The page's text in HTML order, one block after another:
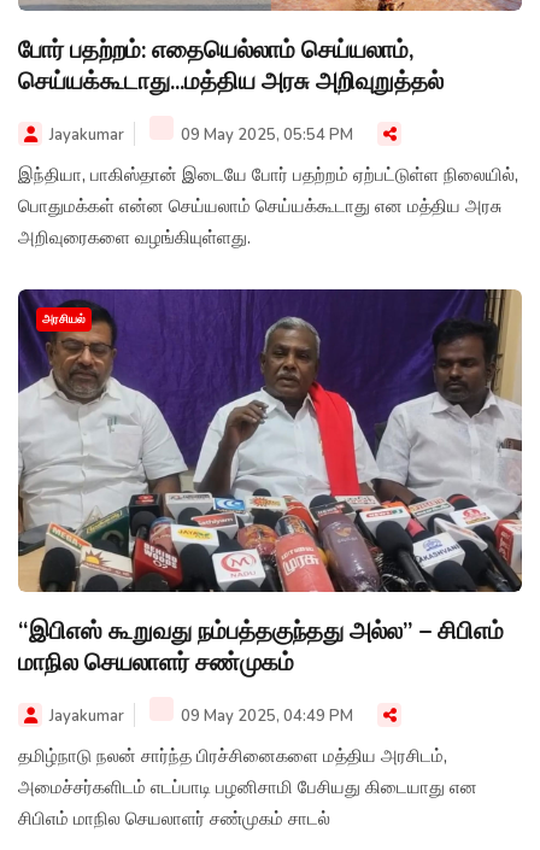
போர் பதற்றம்: எதையெல்லாம் செய்யலாம்,
செய்யக்கூடாது...மத்திய அரசு அறிவுறுத்தல்
Jayakumar 09 May 2025, 05:54 PM
இந்தியா, பாகிஸ்தான் இடையே போர் பதற்றம் ஏற்பட்டுள்ள நிலையில்,
பொதுமக்கள் என்ன செய்யலாம் செய்யக்கூடாது என மத்திய அரசு
அறிவுரைகளை வழங்கியுள்ளது.
அரசியல்
“இபிஎஸ் கூறுவது நம்பத்தகுந்தது அல்ல” – சிபிஎம்
மாநில செயலாளர் சண்முகம்
Jayakumar 09 May 2025, 04:49 PM
தமிழ்நாடு நலன் சார்ந்த பிரச்சினைகளை மத்திய அரசிடம்,
அமைச்சர்களிடம் எடப்பாடி பழனிசாமி பேசியது கிடையாது என
சிபிஎம் மாநில செயலாளர் சண்முகம் சாடல்